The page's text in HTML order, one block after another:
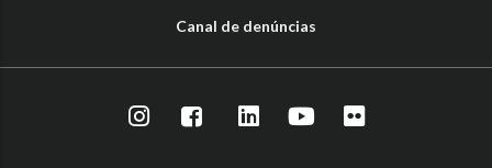
Canal de denúncias